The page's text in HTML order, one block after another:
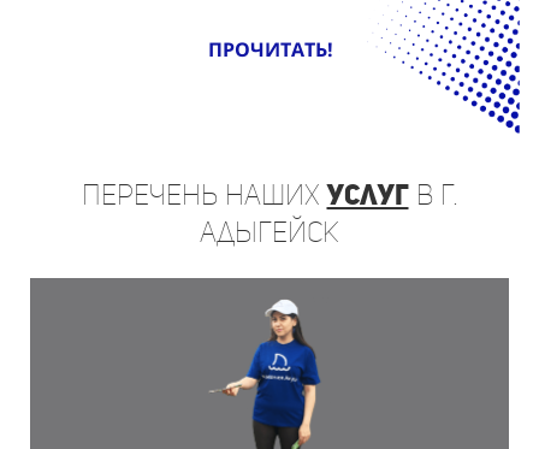
ПРОЧИТАТЬ!
Перечень нашихуслугв г.
Адыгейск